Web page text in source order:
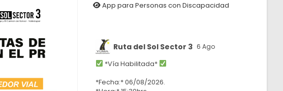
App para Personas con Discapacidad
Ruta del Sol Sector 3 6 Ago
*Vía Habilitada*
*Fecha:* 06/08/2026.